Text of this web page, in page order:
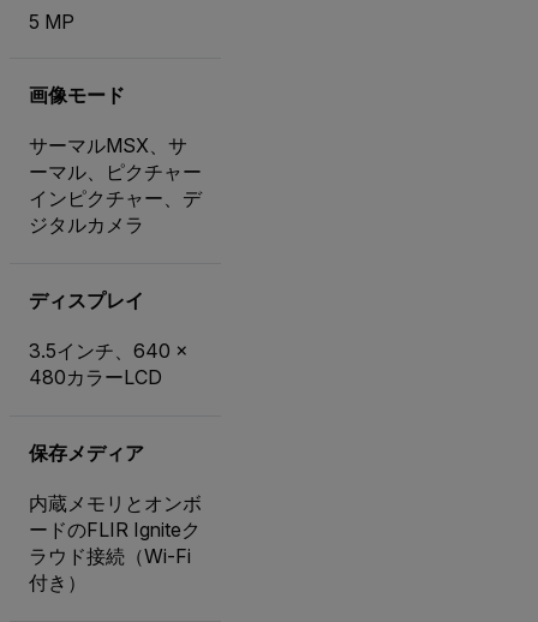
5 MP
画像モード
サーマルMSX、サ
ーマル、ピクチャー
インピクチャー、デ
ジタルカメラ
ディスプレイ
3.5インチ、640 ×
480カラーLCD
保存メディア
内蔵メモリとオンボ
ードのFLIR Igniteク
ラウド接続（Wi-Fi
付き）